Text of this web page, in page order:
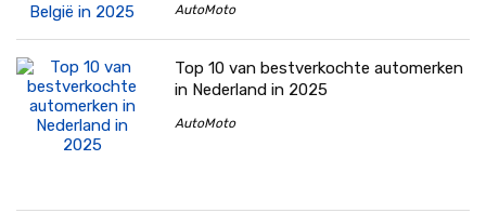
AutoMoto
Top 10 van bestverkochte automerken
in Nederland in 2025
AutoMoto